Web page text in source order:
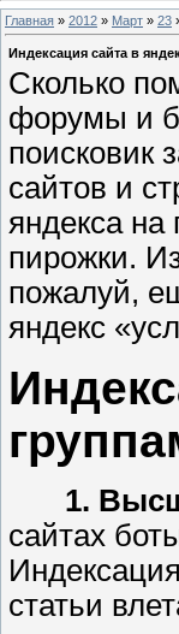
Главная » 2012 » Март » 23
Индексация сайта в
Сколько
форумы и
поисковик
сайтов и
яндекса
пирожки.
пожалуй,
яндекс
1.
сайтах
статьи